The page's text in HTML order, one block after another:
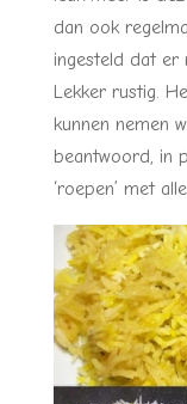
dan ook
ingesteld dat er
Lekker rustig.
kunnen nemen
beantwoord, in
‘roepen’ met